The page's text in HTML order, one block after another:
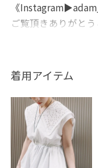
《
ご覧頂きありがとう
今回はエンブロイ
人可愛いコーデを組
ブルゾンも
るのでこれからの時
いさは捨てられな
(記載の無いものに
着用アイテム